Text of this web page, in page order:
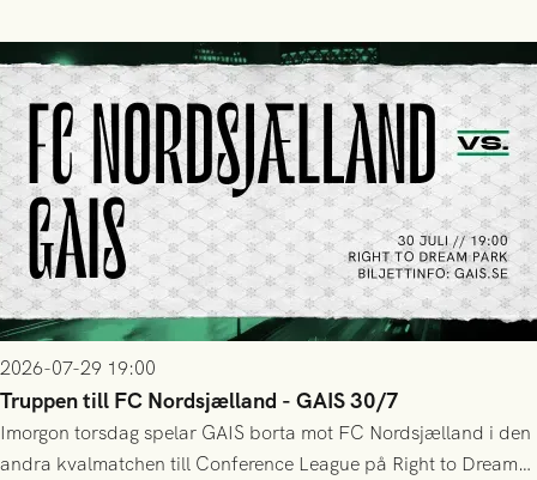
tennissiffror och det grönsvarta europaäventyret tog slut.
2026-07-29 19:00
Truppen till FC Nordsjælland - GAIS 30/7
Imorgon torsdag spelar GAIS borta mot FC Nordsjælland i den
andra kvalmatchen till Conference League på Right to Dream